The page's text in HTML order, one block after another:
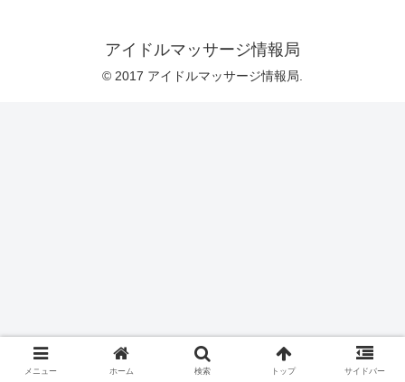
アイドルマッサージ情報局
© 2017 アイドルマッサージ情報局.
メニュー ホーム 検索 トップ サイドバー